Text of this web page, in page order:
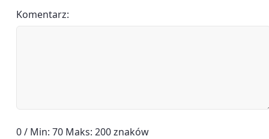
Komentarz:
0 / Min: 70 Maks: 200 znaków